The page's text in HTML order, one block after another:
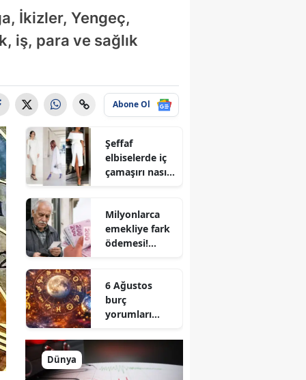
İkizler, Yengeç,
iş, para ve sağlık
Abone Ol
Şeffaf
elbiselerde iç
çamaşırı nasıl
belli oldu
Milyonlarca
emekliye fark
ödemesi!
açıklandı
6 Ağustos
burç
yorumları
para ve
kariyerde yeni
dönem
Dünya